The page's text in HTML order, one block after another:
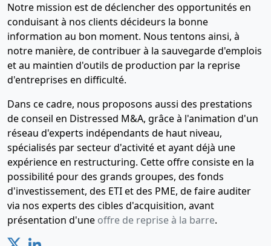
Notre mission est de déclencher des opportunités en
conduisant à nos clients décideurs la bonne
information au bon moment. Nous tentons ainsi, à
notre manière, de contribuer à la sauvegarde d'emplois
et au maintien d'outils de production par la reprise
d'entreprises en difficulté.
Dans ce cadre, nous proposons aussi des prestations
de conseil en Distressed M&A, grâce à l'animation d'un
réseau d'experts indépendants de haut niveau,
spécialisés par secteur d'activité et ayant déjà une
expérience en restructuring. Cette offre consiste en la
possibilité pour des grands groupes, des fonds
d'investissement, des ETI et des PME, de faire auditer
via nos experts des cibles d'acquisition, avant
présentation d'une offre de reprise à la barre.